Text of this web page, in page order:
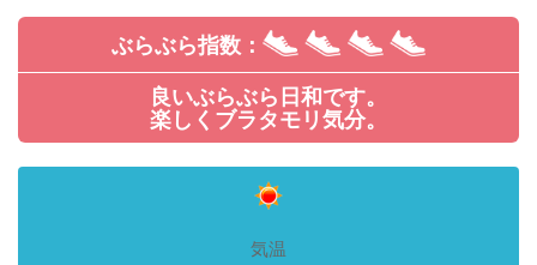
ぶらぶら指数：
良いぶらぶら日和です。
楽しくブラタモリ気分。
気温